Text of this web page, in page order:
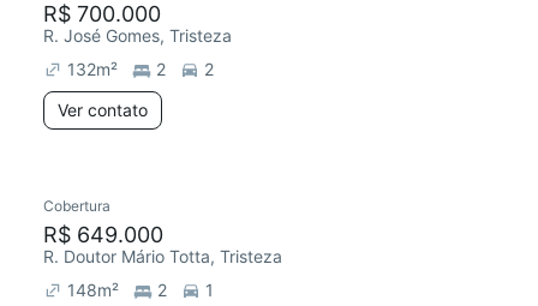
R$ 700.000
R. José Gomes, Tristeza
132m² 2
2
Ver contato
Cobertura
R$ 649.000
R. Doutor Mário Totta, Tristeza
148m² 2
1